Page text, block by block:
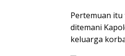
Pertemuan itu
ditemani
keluarga